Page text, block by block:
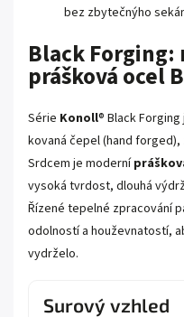
bez zbytečnýho
Black Forging:
prášková ocel
Série Konoll® Black
kovaná čepel (hand
Srdcem je moderní
vysoká tvrdost, dlouhá
Řízené tepelné zpracování
odolností a houževnatostí,
vydrželo.
Surový vzhled